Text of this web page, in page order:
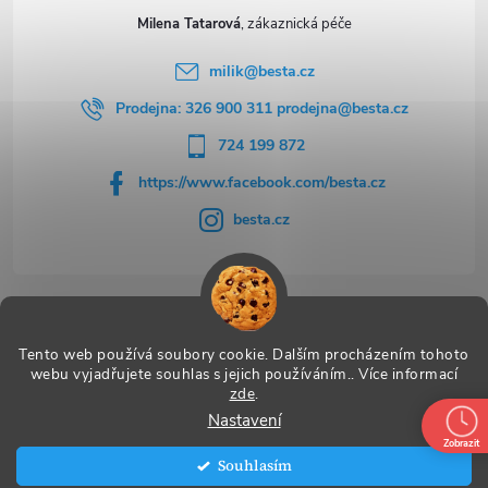
Tento web používá soubory cookie. Dalším procházením tohoto
webu vyjadřujete souhlas s jejich používáním.. Více informací
zde.
Nastavení
Souhlasím
Milena Tatarová
milik@besta.cz
Prodejna: 326 900 311 prodejna@besta.cz
724 199 872
https://www.facebook.com/besta.cz
besta.cz
Užitečné odkazy
Vytvořil Shoptet Premium
BESTA. Všechna práva vyhrazena.
Zobrazit